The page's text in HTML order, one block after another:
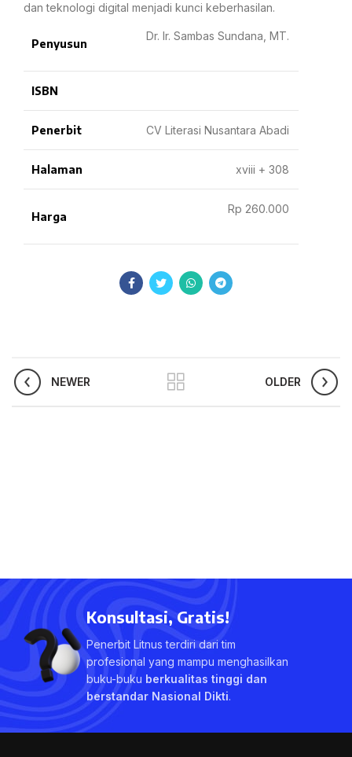
dan teknologi digital menjadi kunci keberhasilan.
Penyusun
Dr. Ir. Sambas Sundana, MT.
ISBN
Penerbit CV Literasi Nusantara Abadi
Halaman xviii + 308
Harga
Rp 260.000
NEWER OLDER
Konsultasi, Gratis!
Penerbit Litnus terdiri dari tim
profesional yang mampu menghasilkan
buku-buku berkualitas tinggi dan
berstandar Nasional Dikti.